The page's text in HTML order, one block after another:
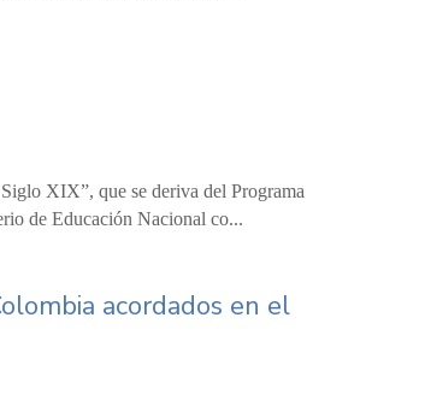
XIX”, que se deriva del Programa
de Educación Nacional co...
acordados en el